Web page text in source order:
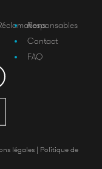
Responsables
Contact
FAQ
légales | Politique de